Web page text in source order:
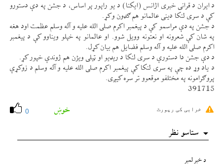
د ايران د قرانی خبری اژانس (ايكنا) د يو راپور پر اساس، د جشن په دې دستورو
كې د سری لنكا دينی عالمانو هم ګډون وكړ.
د جشن په دې مراسمو كې د پيغمبر اكرم صلی الله عليه و آله وسلم عظمت اود هغه
په شان كې شعرونه او نعتونه وويل شوو. او عالمانو په خپلو ويناوو كې د پيغمبر
اكرم صلی الله عليه و آله وسلم فضايل هم بيان كړل.
د دې جشن دا دستورې د سری لنكا د ریډيو او ټيلی ويژن هم ژوندې خپور كړ.
د ياد وړ ده چې په سری لنكا كې پيغمبر اكرم صلی الله عليه و آله وسلم د زوكړې
پروګرامونه په مختلفو موقعوو تر سره كیږی.
391715
0 خوښ خرابی کی رپورٹ
ستاسو نظر
د خبر لمبر